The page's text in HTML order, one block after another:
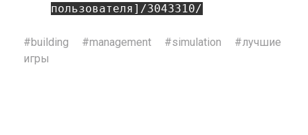
пользователя]/3043310/
#building #management #simulation #лучшие
игры